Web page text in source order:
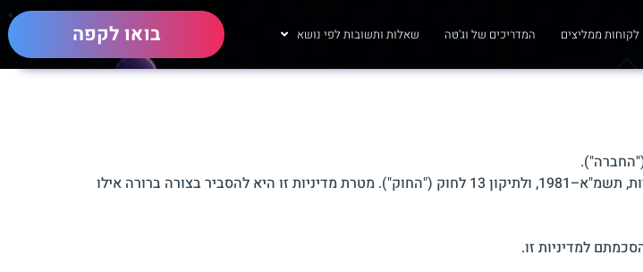
לקוחות ממליצים המדריכים של וג'טה שאלות ותשובות לפי נושא בואו לקפה
החברה מכבדת את פרטיות המשתמשים באתר ופועלת בהתאם לחוק הגנת הפרטיות, תשמ"א–1981, ולתיקון 13 לחוק ("החוק"). מטרת מדיניות זו היא להסביר בצורה ברורה אילו
למדיניות זו.